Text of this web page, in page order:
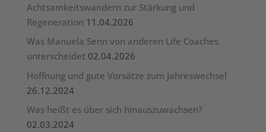
Achtsamkeitswandern zur Stärkung und
Regeneration 11.04.2026
Was Manuela Senn von anderen Life Coaches
unterscheidet 02.04.2026
Hoffnung und gute Vorsätze zum Jahreswechsel
26.12.2024
Was heißt es über sich hinauszuwachsen?
02.03.2024